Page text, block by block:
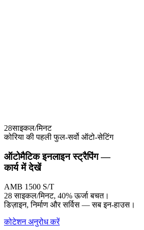
28साइकल/मिनट
कोरिया की पहली फुल-सर्वो ऑटो-सेटिंग
ऑटोमैटिक इनलाइन स्ट्रैपिंग —
कार्य मेंदेखें
AMB 1500 S/T
28 साइकल/मिनट, 40% ऊर्जा बचत।
डिज़ाइन, निर्माण और सर्विस — सब इन-हाउस।
कोटेशन अनुरोध करें